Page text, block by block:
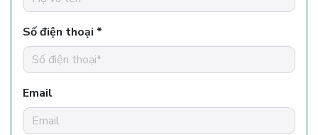
Số điện thoại *
Email